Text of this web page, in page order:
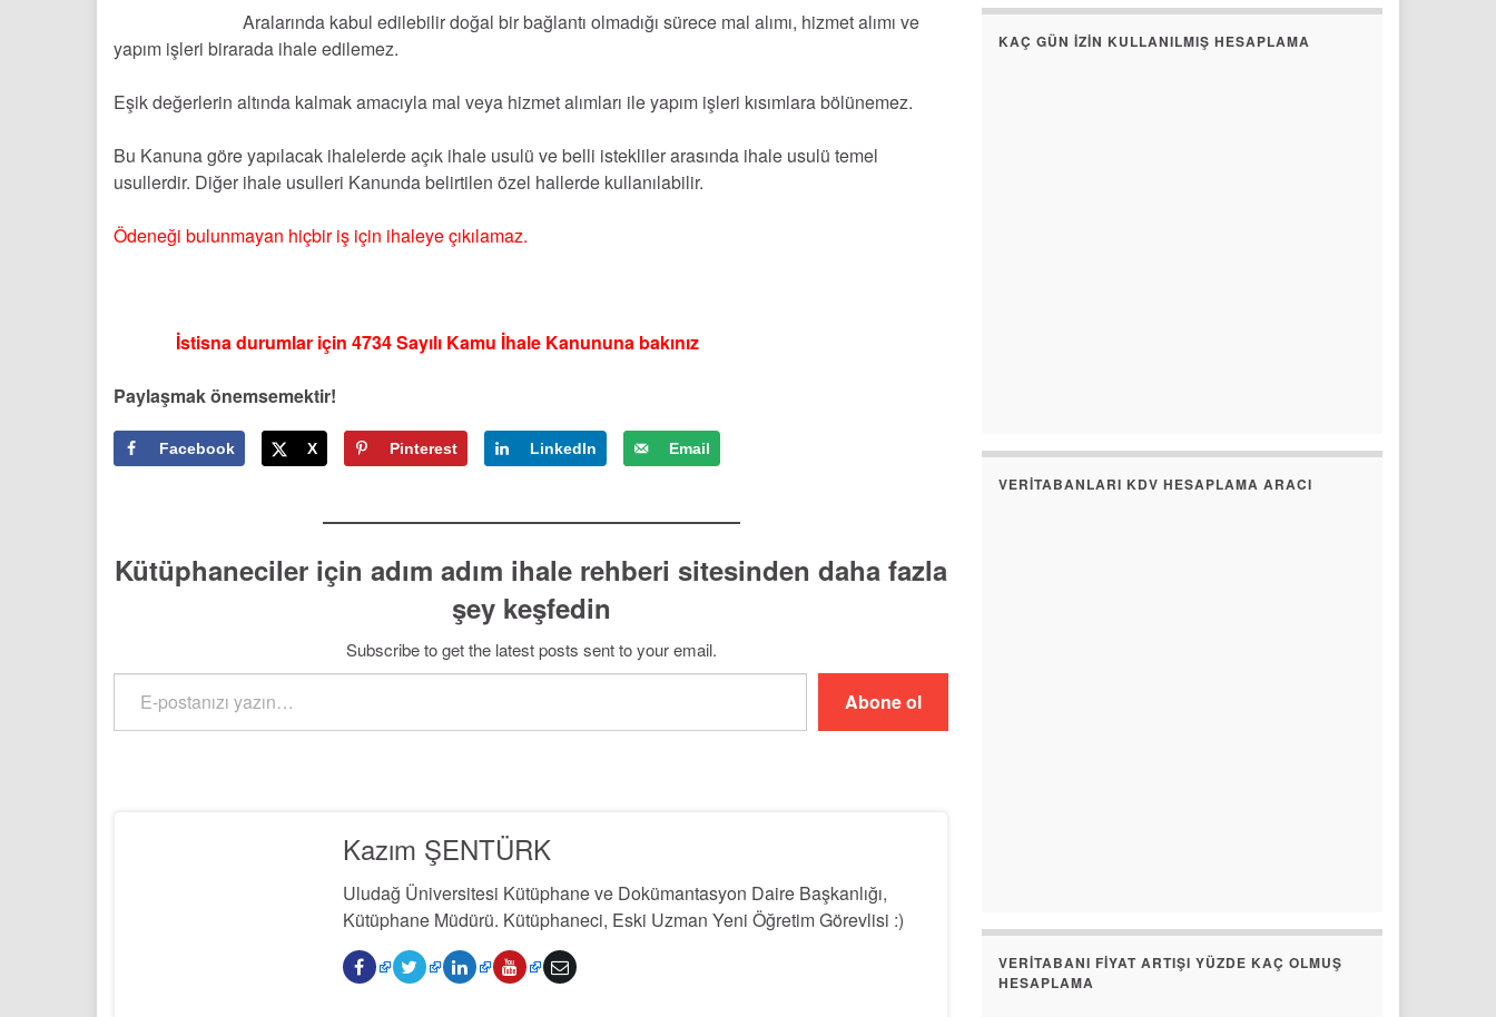
Aralarında kabul edilebilir doğal bir bağlantı olmadığı sürece mal alımı, hizmet alımı ve
yapım işleri birarada ihale edilemez.
Eşik değerlerin altında kalmak amacıyla mal veya hizmet alımları ile yapım işleri kısımlara bölünemez.
Bu Kanuna göre yapılacak ihalelerde açık ihale usulü ve belli istekliler arasında ihale usulü temel
usullerdir. Diğer ihale usulleri Kanunda belirtilen özel hallerde kullanılabilir.
Ödeneği bulunmayan hiçbir iş için ihaleye çıkılamaz.
İstisna durumlar için 4734 Sayılı Kamu İhale Kanununa bakınız
Paylaşmak önemsemektir!
Facebook X Pinterest LinkedIn Email
Kütüphaneciler için adım adım ihale rehberi sitesinden daha fazla
şey keşfedin
Subscribe to get the latest posts sent to your email.
E-postanızı yazın…
Abone ol
Kazım ŞENTÜRK
Uludağ Üniversitesi Kütüphane ve Dokümantasyon Daire Başkanlığı,
Kütüphane Müdürü. Kütüphaneci, Eski Uzman Yeni Öğretim Görevlisi :)
KAÇ GÜN İZIN KULLANILMIŞ HESAPLAMA
VERITABANLARI KDV HESAPLAMA ARACI
VERITABANI FIYAT ARTIŞI YÜZDE KAÇ OLMUŞ
HESAPLAMA